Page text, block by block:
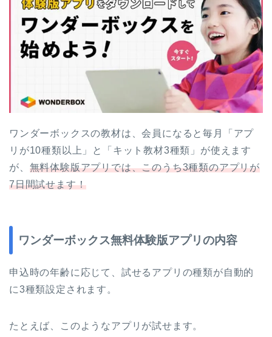
ワンダーボックスの教材は、会員になると毎月「アプ
リが10種類以上」と「キット教材3種類」が使えます
が、 無料体験版アプリでは、このうち3種類のアプリが
7日間試せます！
ワンダーボックス無料体験版アプリの内容
申込時の年齢に応じて、試せるアプリの種類が自動的
に3種類設定されます。
たとえば、このようなアプリが試せます。